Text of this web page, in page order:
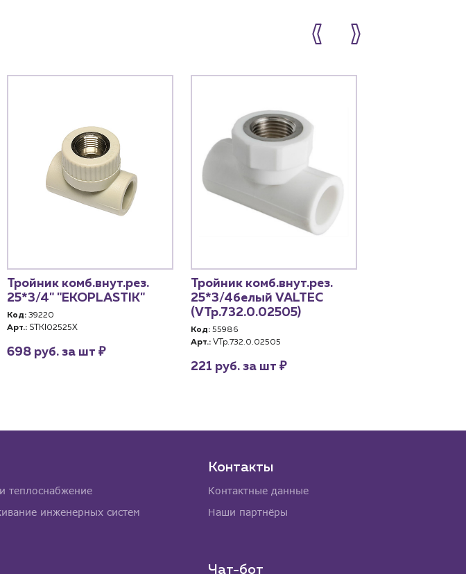
Тройник комб.внут.рез.
25*3/4" "EKOPLASTIK"
Код: 39220
Арт.: STKI02525X
698 руб. за шт ₽
Тройник комб.внут.рез.
25*3/4белый VALTEC
(VTp.732.0.02505)
Код: 55986
Арт.: VTp.732.0.02505
221 руб. за шт ₽
теплоснабжение
инженерных систем
Контакты
Контактные данные
Наши партнёры
Чат-бот